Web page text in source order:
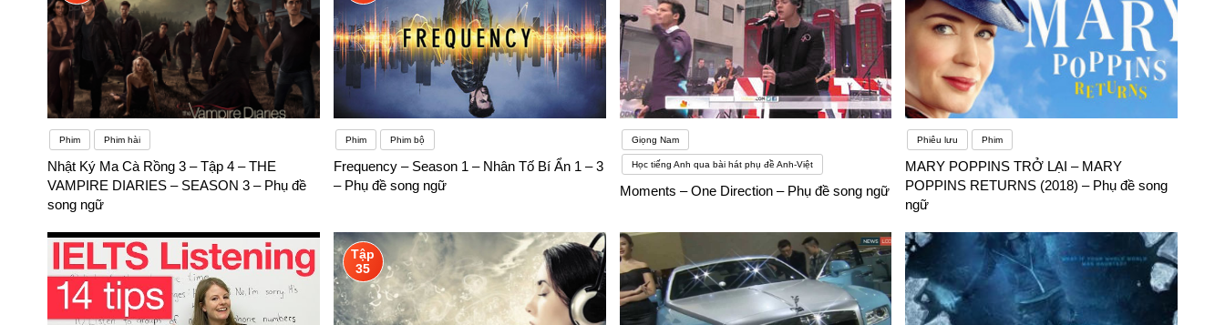
Phim Phim hài
Nhật Ký Ma Cà Rồng 3 – Tập 4 – THE
VAMPIRE DIARIES – SEASON 3 – Phụ đề
song ngữ
Phim Phim bộ
Frequency – Season 1 – Nhân Tố Bí Ẩn 1 – 3
– Phụ đề song ngữ
Giọng Nam
Học tiếng Anh qua bài hát phụ đề Anh-Việt
Moments – One Direction – Phụ đề song ngữ
Phiêu lưu Phim
MARY POPPINS TRỞ LẠI – MARY
POPPINS RETURNS (2018) – Phụ đề song
ngữ
Tập
35